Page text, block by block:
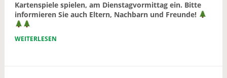
Kartenspiele spielen, am Dienstagvormittag ein. Bitte
informieren Sie auch Eltern, Nachbarn und Freunde!
WEITERLESEN